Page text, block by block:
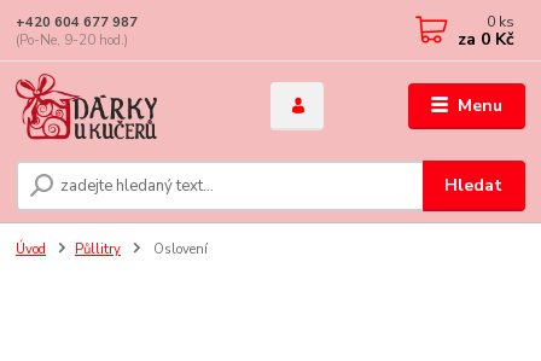
Menu
Hledat
+420 604 677 987
(Po-Ne, 9-20 hod.)
0 ks
za 0 Kč
Úvod Půllitry Oslovení